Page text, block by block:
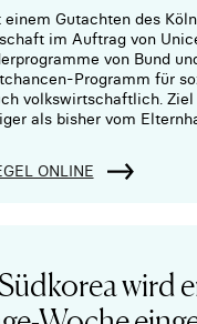
einem Gutachten des
im Auftrag von
von Bund
Programm für
volkswirtschaftlich.
als bisher vom
ONLINE
wird